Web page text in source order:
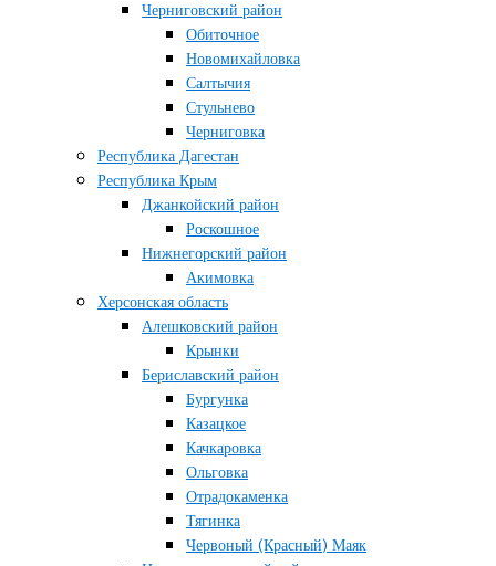
Черниговский район
Обиточное
Новомихайловка
Салтычия
Стульнево
Черниговка
Республика Дагестан
Республика Крым
Джанкойский район
Роскошное
Нижнегорский район
Акимовка
Херсонская область
Алешковский район
Крынки
Бериславский район
Бургунка
Казацкое
Качкаровка
Ольговка
Отрадокаменка
Тягинка
Червоный (Красный) Маяк